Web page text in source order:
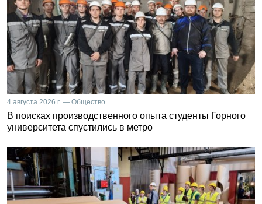
4 августа 2026 г. — Общество
В поисках производственного опыта студенты Горного
университета спустились в метро